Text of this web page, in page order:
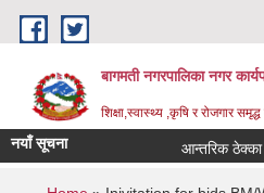
Skip to main content
बागमती नगरपालिका नगर
शिक्षा,स्वास्थ्य ,कृषि र रोजगार समृद्ध
नयाँ सूचना आन्तरिक ठेक्का